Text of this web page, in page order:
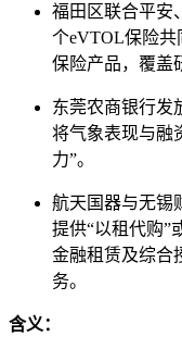
福田区联合平安
个eVTOL保险共
保险产品，覆盖
东莞农商银行发
将气象表现与融
力”。
航天国器与无锡
提供“以租代购”
金融租赁及综合
务。
含义：